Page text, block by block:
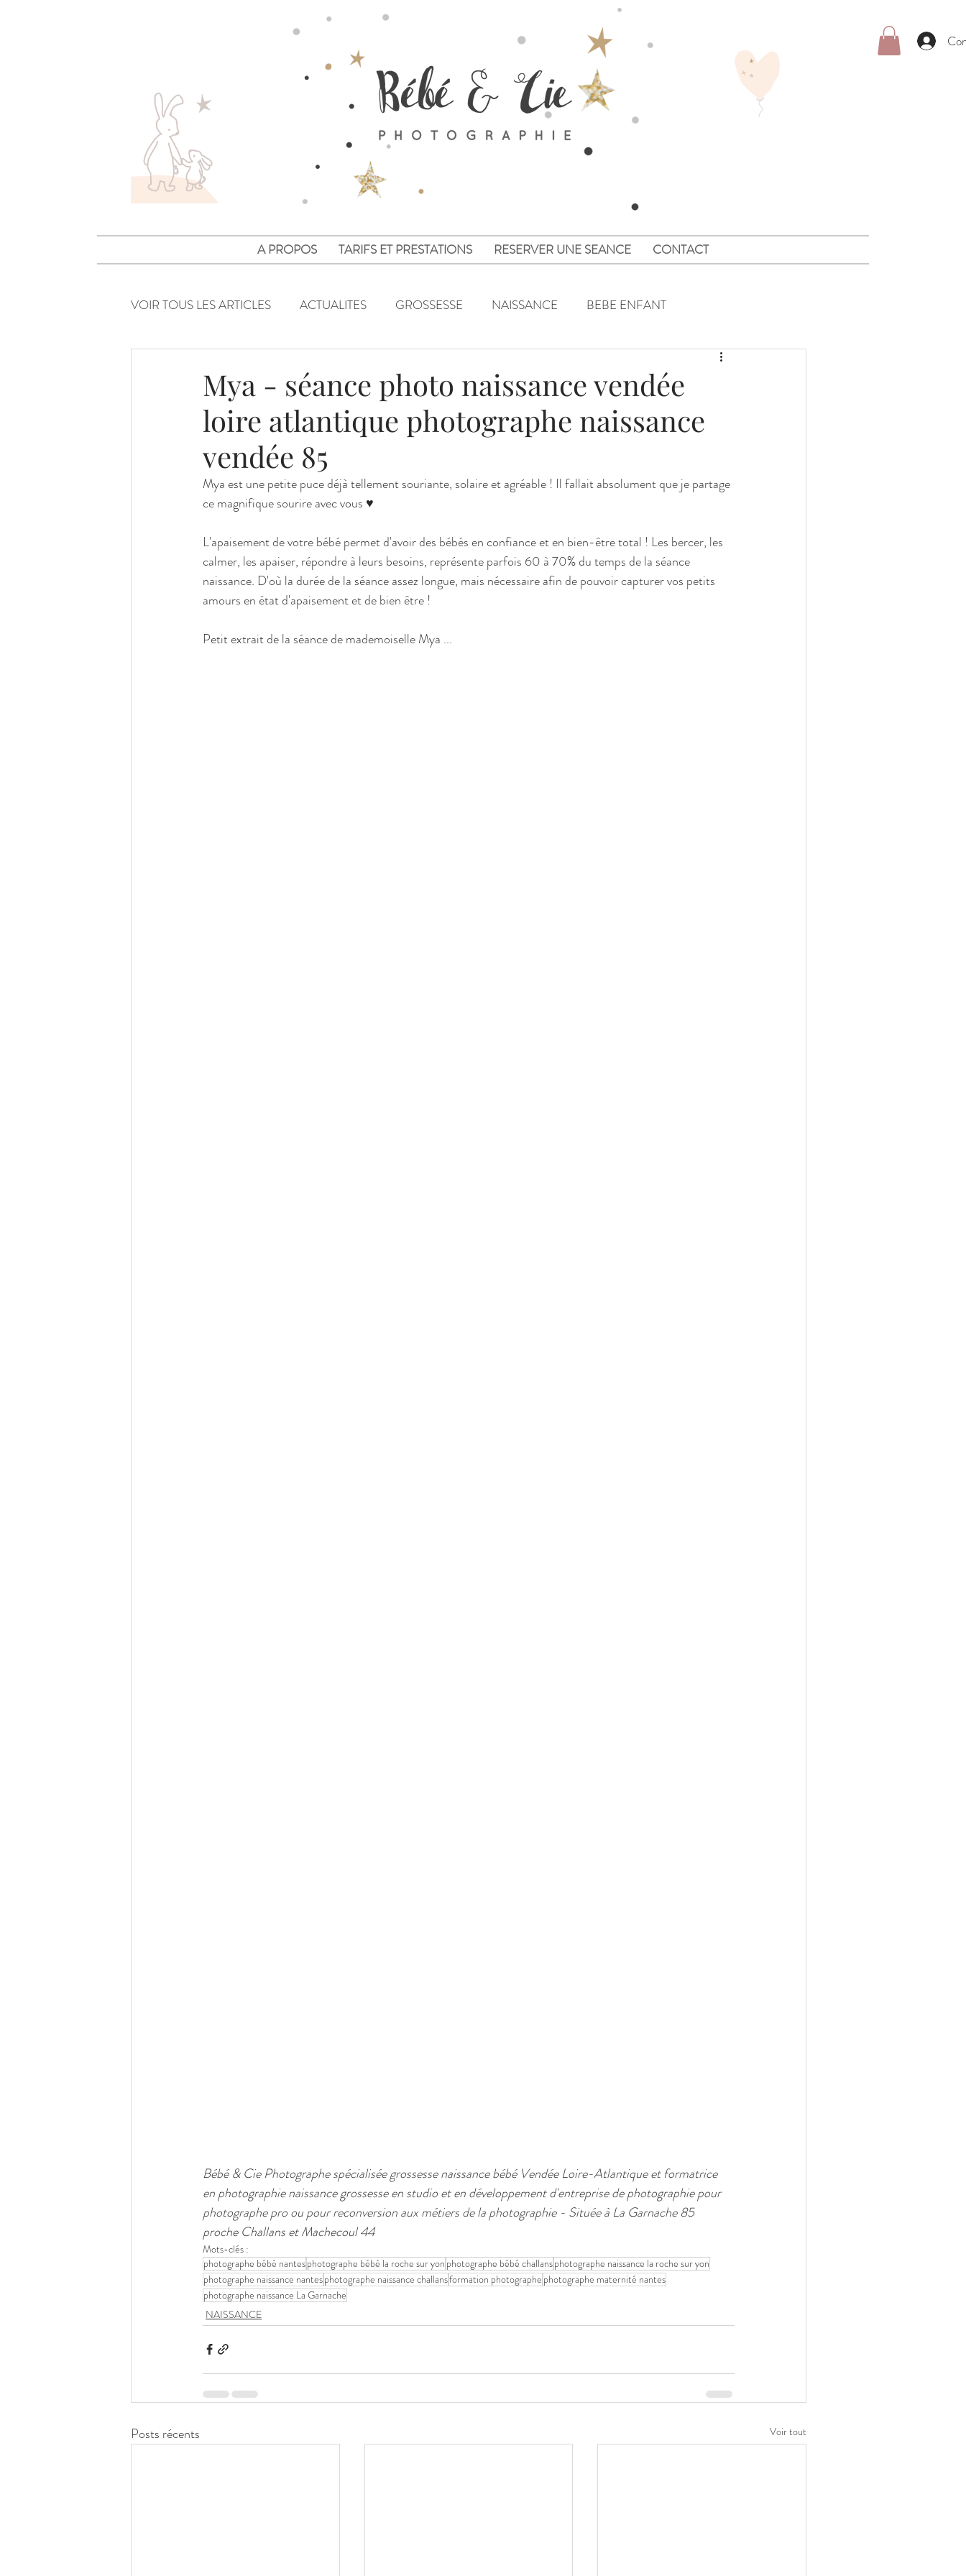
A PROPOS TARIFS ET PRESTATIONS RESERVER UNE SEANCE CONTACT
VOIR TOUS LES ARTICLES ACTUALITES GROSSESSE NAISSANCE BEBE ENFANT
PHOTOS D IRIS / OEIL
Mya - séance photo naissance vendée
loire atlantique photographe naissance
vendée 85
Mya est une petite puce déjà tellement souriante, solaire et agréable ! Il fallait absolument que je partage
ce magnifique sourire avec vous ♥
L'apaisement de votre bébé permet d'avoir des bébés en confiance et en bien-être total ! Les bercer, les
calmer, les apaiser, répondre à leurs besoins, représente parfois 60 à 70% du temps de la séance
naissance. D'où la durée de la séance assez longue, mais nécessaire afin de pouvoir capturer vos petits
amours en état d'apaisement et de bien être !
Petit extrait de la séance de mademoiselle Mya ...
Bébé & Cie Photographe spécialisée grossesse naissance bébé Vendée Loire-Atlantique et formatrice
en photographie naissance grossesse en studio et en développement d'entreprise de photographie pour
photographe pro ou pour reconversion aux métiers de la photographie - Située à La Garnache 85
proche Challans et Machecoul 44
Mots-clés :
photographe bébé nantesphotographe bébé la roche sur yon photographe bébé challansphotographe naissance la roche sur yon
photographe naissance nantesphotographe naissance challansformation photographe photographe maternité nantes
photographe naissance La Garnache
NAISSANCE
Posts récents Voir tout